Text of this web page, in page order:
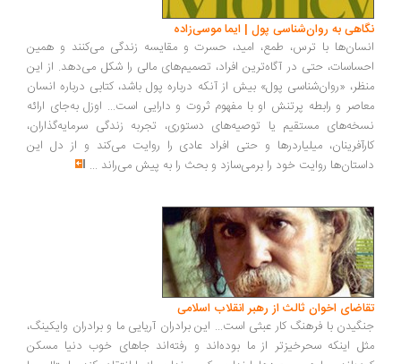
به روان‌شناسی پول | ایما موسی‌زاده
با ترس، طمع، امید، حسرت و مقایسه زندگی می‌کنند و همین
حتی در آگاه‌ترین افراد، تصمیم‌های مالی را شکل می‌دهد. از این
«روان‌شناسی پول» بیش از آنکه درباره پول باشد، کتابی درباره انسان
و رابطه پرتنش او با مفهوم ثروت و دارایی است... اوزل به‌جای ارائه
مستقیم یا توصیه‌های دستوری، تجربه زندگی سرمایه‌گذاران،
میلیاردرها و حتی افراد عادی را روایت می‌کند و از دل این
روایت خود را برمی‌سازد و بحث را به پیش می‌راند ...
اخوان ثالث از رهبر انقلاب اسلامی
با فرهنگ کار عبثی است... این برادران آریایی ما و برادران وایکینگ،
اینکه سحرخیزتر از ما بوده‌اند و رفته‌اند جاهای خوب دنیا مسکن